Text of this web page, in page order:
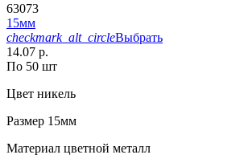
63073
15мм
checkmark_alt_circleВыбрать
14.07 р.
По 50 шт
Цвет никель
Размер 15мм
Материал цветной металл